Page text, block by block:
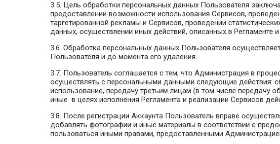
3.5. Цель обработки персональных данных Пользователя
предоставлении возможности использования Сервисов,
таргетированной рекламы и Сервисов, проведении
данных, осуществлении иных действий, описанных в Регламенте
3.6. Обработка персональных данных Пользователя
Пользователя и до момента его удаления.
3.7. Пользователь соглашается с тем, что Администрация в
осуществлять с персональными данными следующие действия:
использование, передачу третьим лицам (в том числе передачу
иные в целях исполнения Регламента и реализации Сервисов
3.8. После регистрации Аккаунта Пользователь вправе
добавлять фотографии и иные материалы в соответствии с
пользоваться иными правами, предоставленными